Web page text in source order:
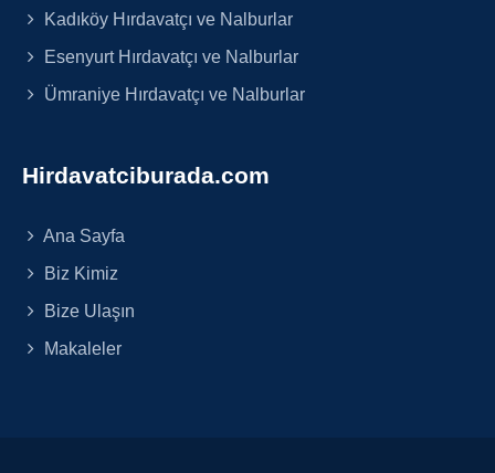
Kadıköy Hırdavatçı ve Nalburlar
Esenyurt Hırdavatçı ve Nalburlar
Ümraniye Hırdavatçı ve Nalburlar
Hirdavatciburada.com
Ana Sayfa
Biz Kimiz
Bize Ulaşın
Makaleler